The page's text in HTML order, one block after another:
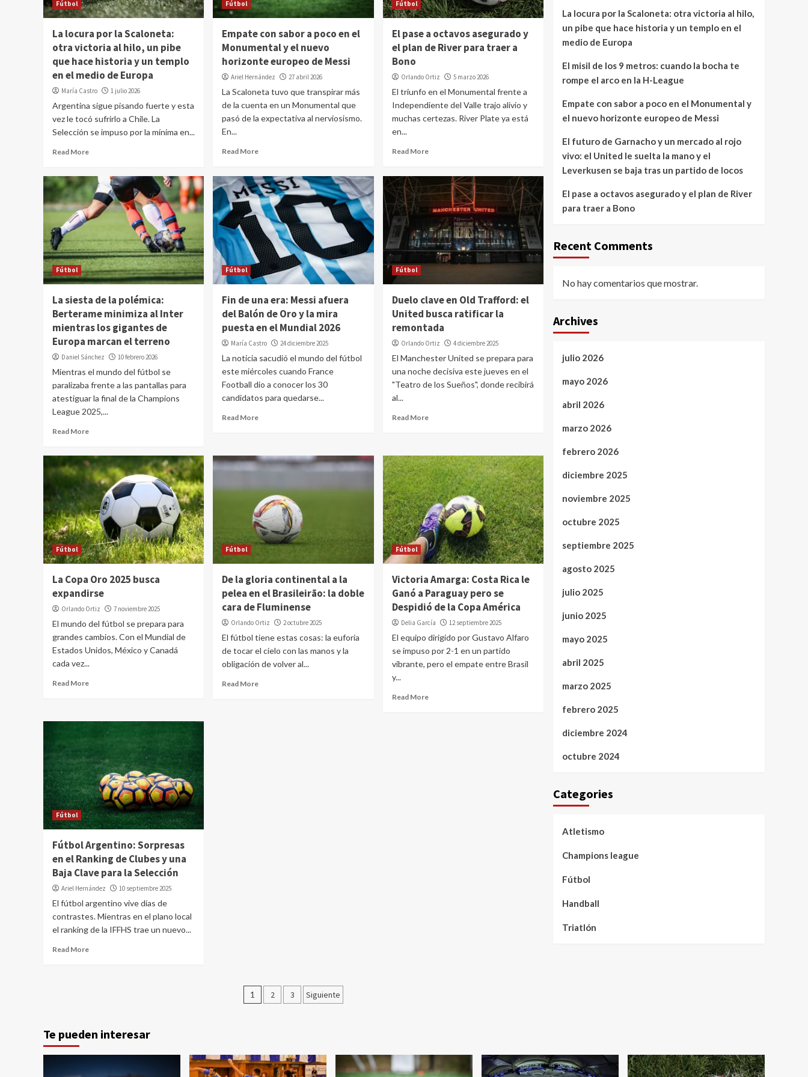
Fútbol
La locura por la Scaloneta:
otra victoria al hilo, un pibe
que hace historia y un templo
en el medio de Europa
María Castro 1 julio 2026
Argentina sigue pisando fuerte y esta
vez le tocó sufrirlo a Chile. La
Selección se impuso por la mínima en...
Read More
Fútbol
Empate con sabor a poco en el
Monumental y el nuevo
horizonte europeo de Messi
Ariel Hernández 27 abril 2026
La Scaloneta tuvo que transpirar más
de la cuenta en un Monumental que
pasó de la expectativa al nerviosismo.
En...
Read More
Fútbol
El pase a octavos asegurado y
el plan de River para traer a
Bono
Orlando Ortiz 5 marzo 2026
El triunfo en el Monumental frente a
Independiente del Valle trajo alivio y
muchas certezas. River Plate ya está
en...
Read More
Fútbol
La siesta de la polémica:
Berterame minimiza al Inter
mientras los gigantes de
Europa marcan el terreno
Daniel Sánchez 10 febrero 2026
Mientras el mundo del fútbol se
paralizaba frente a las pantallas para
atestiguar la final de la Champions
League 2025,...
Read More
Fútbol
Fin de una era: Messi afuera
del Balón de Oro y la mira
puesta en el Mundial 2026
María Castro 24 diciembre 2025
La noticia sacudió el mundo del fútbol
este miércoles cuando France
Football dio a conocer los 30
candidatos para quedarse...
Read More
Fútbol
Duelo clave en Old Trafford: el
United busca ratificar la
remontada
Orlando Ortiz 4 diciembre 2025
El Manchester United se prepara para
una noche decisiva este jueves en el
"Teatro de los Sueños", donde recibirá
al...
Read More
Fútbol
La Copa Oro 2025 busca
expandirse
Orlando Ortiz 7 noviembre 2025
El mundo del fútbol se prepara para
grandes cambios. Con el Mundial de
Estados Unidos, México y Canadá
cada vez...
Read More
Fútbol
De la gloria continental a la
pelea en el Brasileirão: la doble
cara de Fluminense
Orlando Ortiz 2 octubre 2025
El fútbol tiene estas cosas: la euforia
de tocar el cielo con las manos y la
obligación de volver al...
Read More
Fútbol
Victoria Amarga: Costa Rica le
Ganó a Paraguay pero se
Despidió de la Copa América
Delia García 12 septiembre 2025
El equipo dirigido por Gustavo Alfaro
se impuso por 2-1 en un partido
vibrante, pero el empate entre Brasil
y...
Read More
Fútbol
Fútbol Argentino: Sorpresas
en el Ranking de Clubes y una
Baja Clave para la Selección
Ariel Hernández 10 septiembre 2025
El fútbol argentino vive días de
contrastes. Mientras en el plano local
el ranking de la IFFHS trae un nuevo...
Read More
Paginación
1 2 3 Siguiente
La locura por la Scaloneta: otra victoria al hilo,
un pibe que hace historia y un templo en el
medio de Europa
El misil de los 9 metros: cuando la bocha te
rompe el arco en la H-League
Empate con sabor a poco en el Monumental y
el nuevo horizonte europeo de Messi
El futuro de Garnacho y un mercado al rojo
vivo: el United le suelta la mano y el
Leverkusen se baja tras un partido de locos
El pase a octavos asegurado y el plan de River
para traer a Bono
Recent Comments
No hay comentarios que mostrar.
Archives
julio 2026
mayo 2026
abril 2026
marzo 2026
febrero 2026
diciembre 2025
noviembre 2025
octubre 2025
septiembre 2025
agosto 2025
julio 2025
junio 2025
mayo 2025
abril 2025
marzo 2025
febrero 2025
diciembre 2024
octubre 2024
Categories
Atletismo
Champions league
Fútbol
Handball
Triatlón
Te pueden interesar